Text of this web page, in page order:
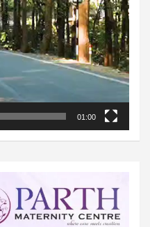
01:00